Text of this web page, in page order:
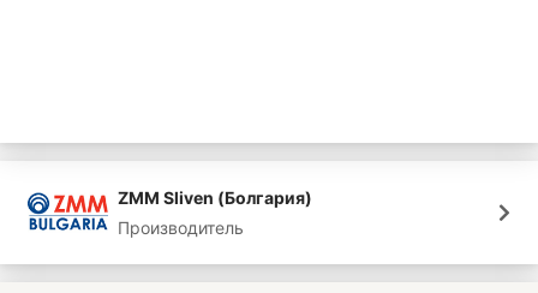
ZMM Sliven (Болгария)
Производитель